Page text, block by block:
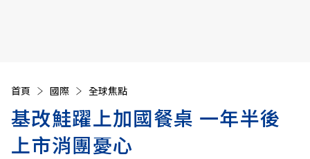
首頁 國際 全球焦點
基改鮭躍上加國餐桌 一年半後
上市消團憂心